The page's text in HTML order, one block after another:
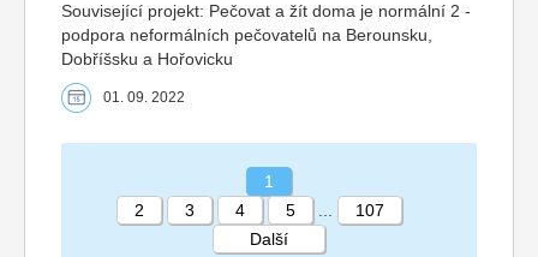
Související projekt: Pečovat a žít doma je normální 2 -
podpora neformálních pečovatelů na Berounsku,
Dobříšsku a Hořovicku
01. 09. 2022
1
2
3 4 5
107
Další